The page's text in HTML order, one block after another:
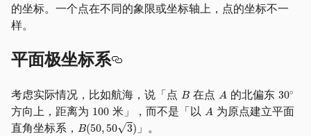
的坐标。一个点在不同的象限或坐标轴上，点的坐标不一
样。
平面极坐标系
考虑实际情况，比如航海，说「点 在点
的北偏东
方向上，距离为
米」，而不是「以
为原点建立平面
直角坐标系，
」。